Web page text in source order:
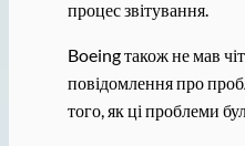
процес звітування.
Boeing також не мав
повідомлення про
того, як ці проблеми